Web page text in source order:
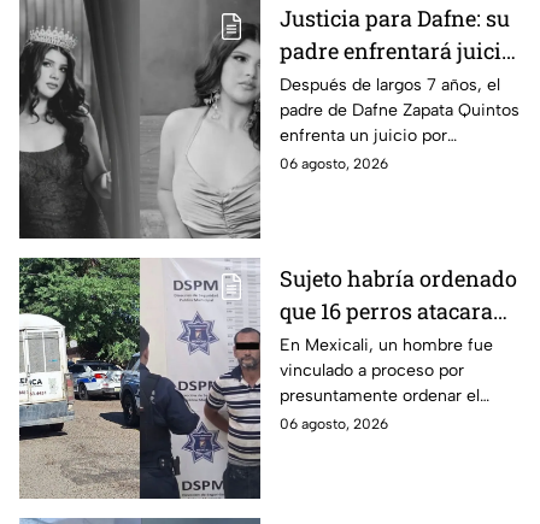
Justicia para Dafne: su
padre enfrentará juicio
por presunto abuso
cometido en 2019 en
Tamaulipas
Después de largos 7 años, el
padre de Dafne Zapata Quintos
enfrenta un juicio por
presuntamente abusar de la
06 agosto, 2026
Sujeto habría ordenado
que 16 perros atacaran
a su hermana con
discapacidad en
Mexicali, BC
En Mexicali, un hombre fue
vinculado a proceso por
presuntamente ordenar el
ataque de 16 perros contra su
06 agosto, 2026